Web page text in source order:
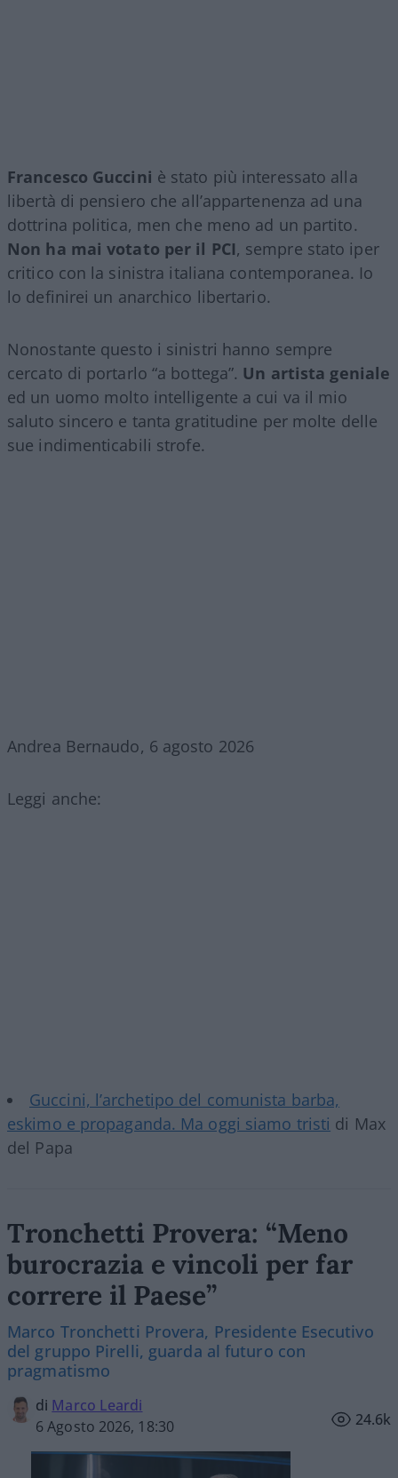
Francesco Guccini è stato più interessato alla
libertà di pensiero che all’appartenenza ad una
dottrina politica, men che meno ad un partito.
Non ha mai votato per il PCI, sempre stato iper
critico con la sinistra italiana contemporanea. Io
lo definirei un anarchico libertario.
Nonostante questo i sinistri hanno sempre
cercato di portarlo “a bottega”. Un artista geniale
ed un uomo molto intelligente a cui va il mio
saluto sincero e tanta gratitudine per molte delle
sue indimenticabili strofe.
Andrea Bernaudo, 6 agosto 2026
Leggi anche:
Guccini, l’archetipo del comunista barba,
eskimo e propaganda. Ma oggi siamo tristi di Max
del Papa
Tronchetti Provera: “Meno
burocrazia e vincoli per far
correre il Paese”
Marco Tronchetti Provera, Presidente Esecutivo
del gruppo Pirelli, guarda al futuro con
pragmatismo
di Marco Leardi
6 Agosto 2026, 18:30
24.6k